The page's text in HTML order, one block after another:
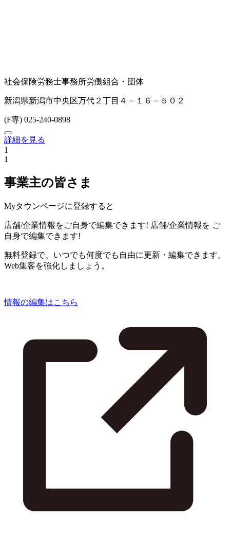
社会保険労務士事務所労働組合・団体
新潟県新潟市中央区万代２丁目４－１６－５０２
(F専) 025-240-0898
詳細を見る
1
1
事業主の皆さま
Myタウンページに登録すると
店舗/企業情報をご自身で編集できます! 店舗/企業情報を ご
自身で編集できます!
無料登録で、いつでも何度でも自由に更新・編集できます。
Web集客を強化しましょう。
情報の編集はこちら